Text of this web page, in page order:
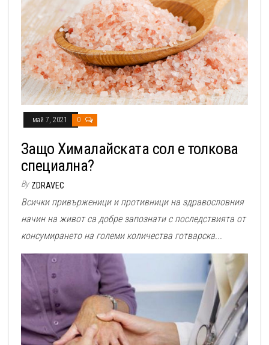
май 7, 2021 0
Защо Хималайската сол е толкова
специална?
By ZDRAVEC
Всички привърженици и противници на здравословния
начин на живот са добре запознати с последствията от
консумирането на големи количества готварска...